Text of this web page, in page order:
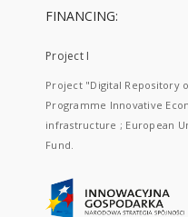
FINANCING:
Project I
Project "Digital Repository
Programme Innovative
infrastructure ; European
Fund.